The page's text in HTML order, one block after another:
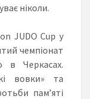
ніколи.
JUDO Cup у
чемпіонат
в Черкасах.
вовки» та
пам’яті